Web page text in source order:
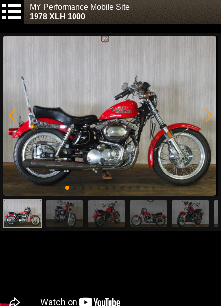
MY Performance Mobile Site
1978 XLH 1000